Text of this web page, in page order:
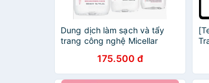
Dung dịch làm sạch và tẩy
trang công nghệ Micellar
500ml 250ml 100ml
175.500 đ